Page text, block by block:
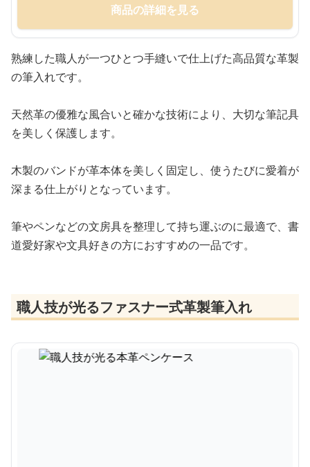
商品の詳細を見る
熟練した職人が一つひとつ手縫いで仕上げた高品質な革製
の筆入れです。
天然革の優雅な風合いと確かな技術により、大切な筆記具
を美しく保護します。
木製のバンドが革本体を美しく固定し、使うたびに愛着が
深まる仕上がりとなっています。
筆やペンなどの文房具を整理して持ち運ぶのに最適で、書
道愛好家や文具好きの方におすすめの一品です。
職人技が光るファスナー式革製筆入れ